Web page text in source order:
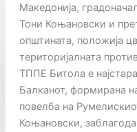
Македонија,
Тони Коњановски и
општината, положија
територијалната
ТППЕ Битола е
Балканот, формирана
повелба на
Коњановски,